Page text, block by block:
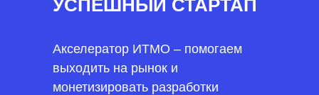
УСПЕШНЫЙ СТАРТАП
Акселератор ИТМО – помогаем
выходить на рынок и
монетизировать разработки